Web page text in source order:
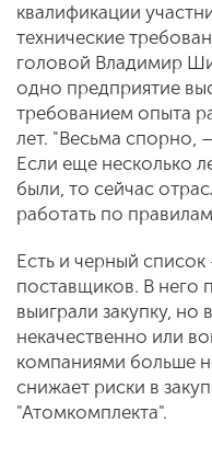
квалификации
технические
головой Владимир
одно предприятие
требованием опыта
лет. "Весьма спорно,
Если еще несколько
были, то сейчас
работать по
Есть и черный
поставщиков. В него
выиграли закупку,
некачественно или
компаниями больше
снижает риски в
"Атомкомплекта".